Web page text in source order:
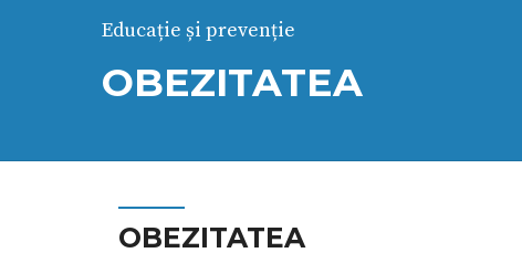
Educație și prevenție
OBEZITATEA
OBEZITATEA